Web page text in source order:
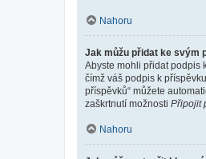
Nahoru
Jak můžu přidat ke svým
Abyste mohli přidat podpis
čímž váš podpis k
příspěvků“ můžete
zaškrtnutí možnosti Připojit
Nahoru